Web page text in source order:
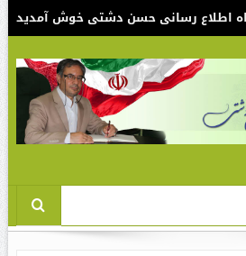
اطلاع رسانی حسن دشتی خوش آمدید